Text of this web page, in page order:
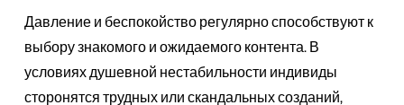
Давление и беспокойство регулярно способствуют к
выбору знакомого и ожидаемого контента. В
условиях душевной нестабильности индивиды
сторонятся трудных или скандальных созданий,